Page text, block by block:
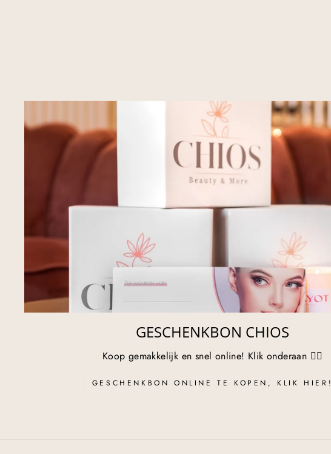
GESCHENKBON CHIOS
Koop gemakkelijk en snel online! Klik onderaan 👇🏻
GESCHENKBON ONLINE TE KOPEN, KLIK HIER!